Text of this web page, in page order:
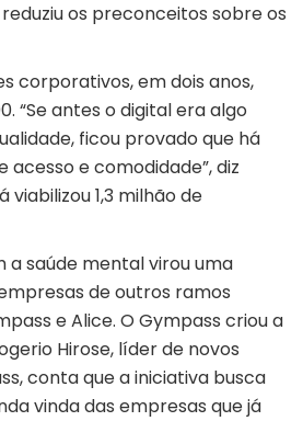
os preconceitos sobre os
corporativos, em dois anos,
“Se antes o digital era algo
ficou provado que há
acesso e comodidade”, diz
viabilizou 1,3 milhão de
saúde mental virou uma
de outros ramos
e Alice. O Gympass criou a
Hirose, líder de novos
conta que a iniciativa busca
vinda das empresas que já